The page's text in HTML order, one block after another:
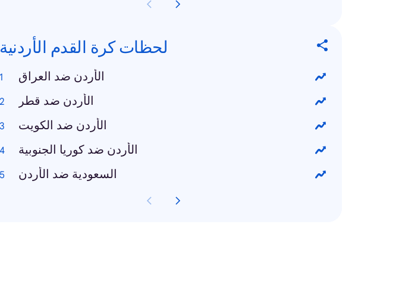
لحظات كرة القدم الأردنية
الأردن ضد العراق
الأردن ضد قطر
الأردن ضد الكويت
الأردن ضد كوريا الجنوبية
السعودية ضد الأردن